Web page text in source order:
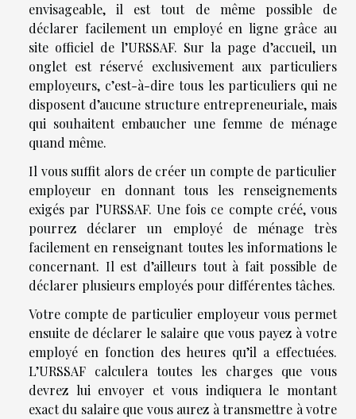
envisageable, il est tout de même possible de
déclarer facilement un employé en ligne grâce au
site officiel de l’URSSAF. Sur la page d’accueil, un
onglet est réservé exclusivement aux particuliers
employeurs, c’est-à-dire tous les particuliers qui ne
disposent d’aucune structure entrepreneuriale, mais
qui souhaitent embaucher une femme de ménage
quand même.
Il vous suffit alors de créer un compte de particulier
employeur en donnant tous les renseignements
exigés par l’URSSAF. Une fois ce compte créé, vous
pourrez déclarer un employé de ménage très
facilement en renseignant toutes les informations le
concernant. Il est d’ailleurs tout à fait possible de
déclarer plusieurs employés pour différentes tâches.
Votre compte de particulier employeur vous permet
ensuite de déclarer le salaire que vous payez à votre
employé en fonction des heures qu’il a effectuées.
L’URSSAF calculera toutes les charges que vous
devrez lui envoyer et vous indiquera le montant
exact du salaire que vous aurez à transmettre à votre